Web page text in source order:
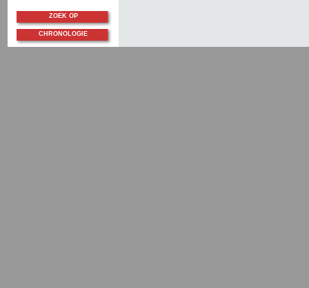
ZOEK OP
CHRONOLOGIE